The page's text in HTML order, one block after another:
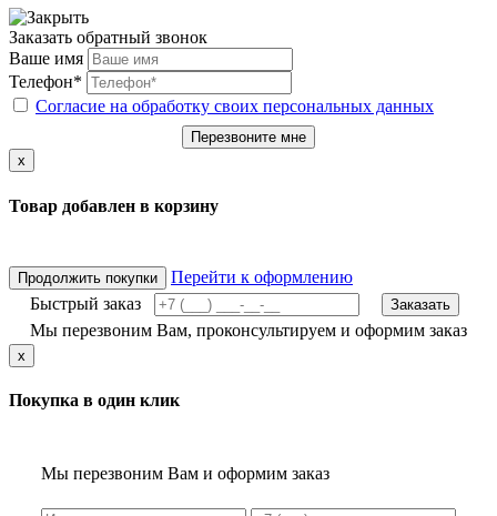
Заказать обратный звонок
Ваше имя
Телефон*
Согласие на обработку своих персональных данных
Перезвоните мне
x
Товар добавлен в корзину
Продолжить покупки
Перейти к оформлению
Быстрый заказ
Заказать
Мы перезвоним Вам, проконсультируем и оформим заказ
x
Покупка в один клик
Мы перезвоним Вам и оформим заказ